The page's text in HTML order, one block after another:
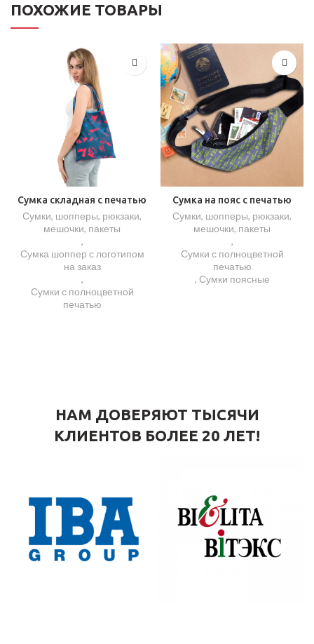
ПОХОЖИЕ ТОВАРЫ
Сумка складная с печатью
Сумки, шопперы, рюкзаки,
мешочки, пакеты
,
Сумка шоппер с логотипом
на заказ
,
Сумки с полноцветной
печатью
Сумка на пояс с печатью
Сумки, шопперы, рюкзаки,
мешочки, пакеты
,
Сумки с полноцветной
печатью
, Сумки поясные
НАМ ДОВЕРЯЮТ ТЫСЯЧИ
КЛИЕНТОВ БОЛЕЕ 20 ЛЕТ!